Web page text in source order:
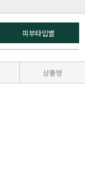
피부타입별
상품명